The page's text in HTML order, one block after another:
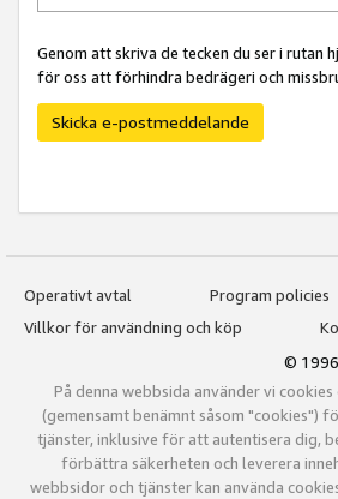
Genom att skriva de tecken du ser i
för oss att förhindra bedrägeri och
Skicka e-postmeddelande
Operativt avtal
Program policies
Villkor för användning och köp
©
På denna webbsida använder vi
(gemensamt benämnt såsom "cookies")
tjänster, inklusive för att autentisera dig,
förbättra säkerheten och leverera
webbsidor och tjänster kan använda